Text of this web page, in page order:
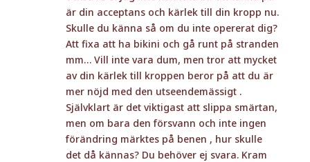
är din acceptans och kärlek till din kropp nu.
Skulle du känna så om du inte opererat dig?
Att fixa att ha bikini och gå runt på stranden
mm… Vill inte vara dum, men tror att mycket
av din kärlek till kroppen beror på att du är
mer nöjd med den utseendemässigt .
Självklart är det viktigast att slippa smärtan,
men om bara den försvann och inte ingen
förändring märktes på benen , hur skulle
det då kännas? Du behöver ej svara. Kram